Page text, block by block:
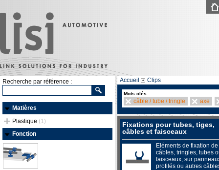
Recherche par référence :
Matières
Plastique (1)
Fonction
Accueil Clips
Mots clés
câble / tube / tringle axe
Fixations pour tubes, tiges,
câbles et faisceaux
Eléments de fixation de
câbles, tringles, tubes
faisceaux, sur
profilés ou autres